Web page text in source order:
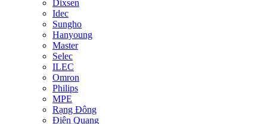
Dixsen
Idec
Sungho
Hanyoung
Master
Selec
ILEC
Omron
Philips
MPE
Rạng Đông
Điện Quang